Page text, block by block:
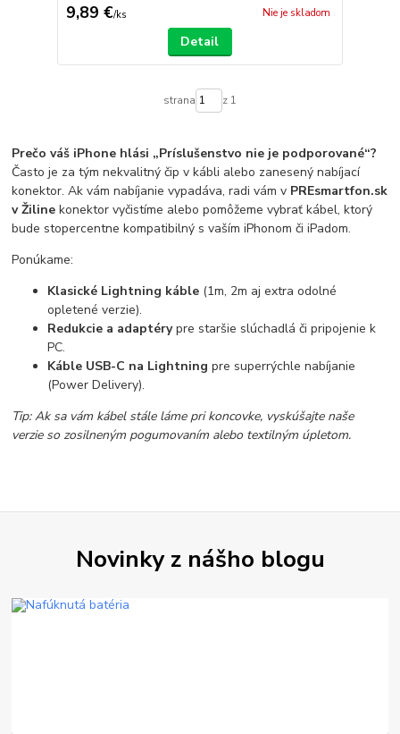
9,89 €/ks Nie je skladom
Detail
strana z 1
Prečo váš iPhone hlási „Príslušenstvo nie je podporované“?
Často je za tým nekvalitný čip v kábli alebo zanesený nabíjací
konektor. Ak vám nabíjanie vypadáva, radi vám v PREsmartfon.sk
v Žiline konektor vyčistíme alebo pomôžeme vybrať kábel, ktorý
bude stopercentne kompatibilný s vaším iPhonom či iPadom.
Ponúkame:
Klasické Lightning káble (1m, 2m aj extra odolné
opletené verzie).
Redukcie a adaptérypre staršie slúchadlá či pripojenie k
PC.
Káble USB-C na Lightning pre superrýchle nabíjanie
(Power Delivery).
Tip: Ak sa vám kábel stále láme pri koncovke, vyskúšajte naše
verzie so zosilneným pogumovaním alebo textilným úpletom.
Novinky z nášho blogu